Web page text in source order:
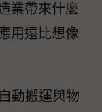
業帶來什麼
用遠比想像
動搬運與物